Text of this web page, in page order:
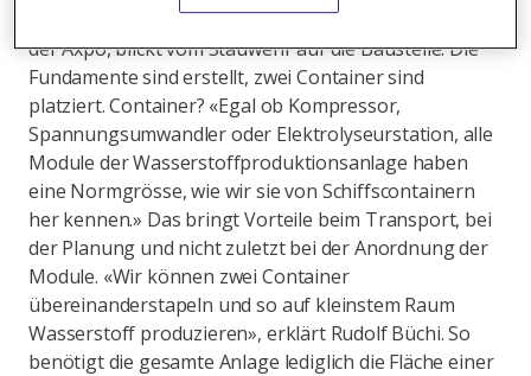
Rudolf Büchi, Leiter Kraftwerksgruppe Vorderrhein
der Axpo, blickt vom Stauwehr auf die Baustelle. Die
Fundamente sind erstellt, zwei Container sind
platziert. Container? «Egal ob Kompressor,
Spannungsumwandler oder Elektrolyseurstation, alle
Module der Wasserstoffproduktionsanlage haben
eine Normgrösse, wie wir sie von Schiffscontainern
her kennen.» Das bringt Vorteile beim Transport, bei
der Planung und nicht zuletzt bei der Anordnung der
Module. «Wir können zwei Container
übereinanderstapeln und so auf kleinstem Raum
Wasserstoff produzieren», erklärt Rudolf Büchi. So
benötigt die gesamte Anlage lediglich die Fläche einer